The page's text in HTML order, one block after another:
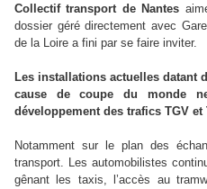
Collectif transport de Nantes
dossier géré directement avec
de la Loire a fini par se faire inviter.
Les installations actuelles datant
cause de coupe du monde
développement des trafics TGV et
Notamment sur le plan des
transport. Les automobilistes
gênant les taxis, l’accès au